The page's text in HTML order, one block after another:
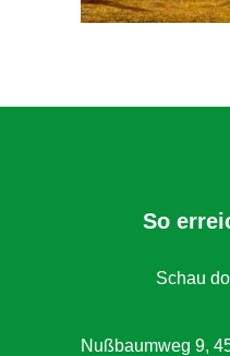
So
Schau
Nußbaumweg 9,